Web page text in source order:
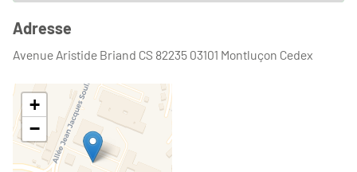
Adresse
Avenue Aristide Briand CS 82235 03101 Montluçon Cedex
+
−